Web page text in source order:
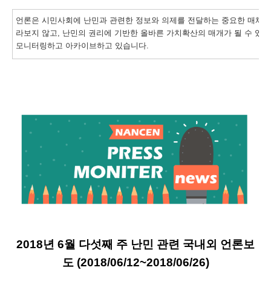
언론은 시민사회에 난민과 관련한 정보와 의제를 전달하는 중요한 매체
라보지 않고, 난민의 권리에 기반한 올바른 가치확산의 매개가 될 수 있
모니터링하고 아카이브하고 있습니다.
2018년 6월 다섯째 주 난민 관련 국내외 언론보
도 (2018/06/12~2018/06/26)